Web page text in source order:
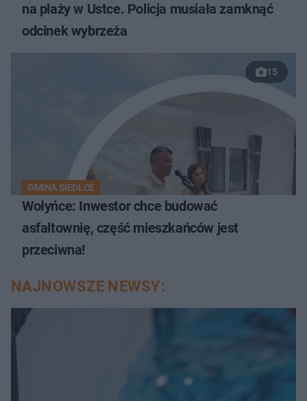
na plaży w Ustce. Policja musiała zamknąć
odcinek wybrzeża
15
GMINA SIEDLCE
Wołyńce: Inwestor chce budować
asfaltownię, część mieszkańców jest
przeciwna!
NAJNOWSZE NEWSY: